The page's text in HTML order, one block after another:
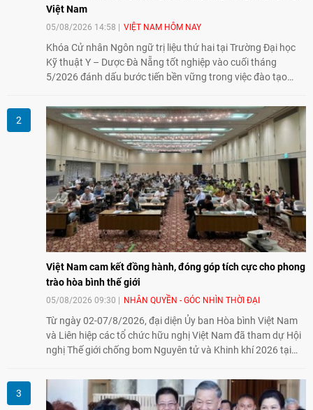
Việt Nam
05/08/2026 14:58 VIỆT NAM HÔM NAY
Khóa Cử nhân Ngôn ngữ trị liệu thứ hai tại Trường Đại học
Kỹ thuật Y – Dược Đà Nẵng tốt nghiệp vào cuối tháng
5/2026 đánh dấu bước tiến bền vững trong việc đào tạo
tại Việt Nam.
Việt Nam cam kết đồng hành, đóng góp tích cực cho phong
trào hòa bình thế giới
05/08/2026 09:30 NHÂN QUYỀN - GÓC NHÌN THỜI ĐẠI
Từ ngày 02-07/8/2026, đại diện Ủy ban Hòa bình Việt Nam
và Liên hiệp các tổ chức hữu nghị Việt Nam đã tham dự Hội
nghị Thế giới chống bom Nguyên tử và Khinh khí 2026 tại
đồng hành cùng với phong trào hoà bình của nhân dân
Nhật Bản và thế giới ủng hộ giải trừ vũ khí hạt nhân của Việt